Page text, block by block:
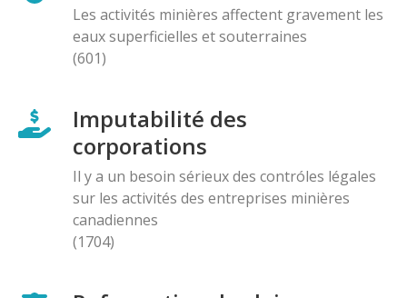
Les activités minières affectent gravement les
eaux superficielles et souterraines
(601)
Imputabilité des
corporations
Il y a un besoin sérieux des contróles légales
sur les activités des entreprises minières
canadiennes
(1704)